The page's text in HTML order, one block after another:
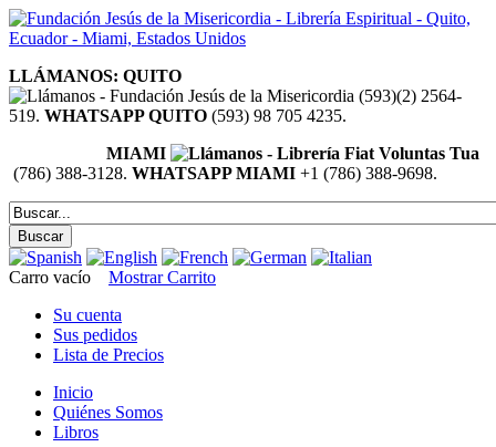
LLÁMANOS: QUITO
(593)(2) 2564-
519. WHATSAPP QUITO (593) 98 705 4235.
MIAMI
(786) 388-3128. WHATSAPP MIAMI +1 (786) 388-9698.
Carro vacío
Mostrar Carrito
Su cuenta
Sus pedidos
Lista de Precios
Inicio
Quiénes Somos
Libros